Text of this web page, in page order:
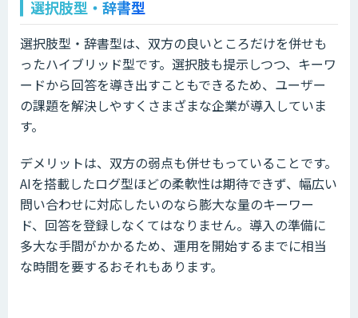
選択肢型・辞書型
選択肢型・辞書型は、双方の良いところだけを併せも
ったハイブリッド型です。選択肢も提示しつつ、キーワ
ードから回答を導き出すこともできるため、ユーザー
の課題を解決しやすくさまざまな企業が導入していま
す。
デメリットは、双方の弱点も併せもっていることです。
AIを搭載したログ型ほどの柔軟性は期待できず、幅広い
問い合わせに対応したいのなら膨大な量のキーワー
ド、回答を登録しなくてはなりません。導入の準備に
多大な手間がかかるため、運用を開始するまでに相当
な時間を要するおそれもあります。